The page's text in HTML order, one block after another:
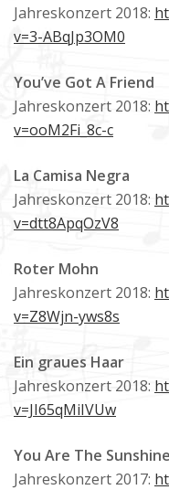
Jahreskonzert 2018:
v=3-ABqJp3OM0
You’ve Got A Friend
Jahreskonzert 2018:
v=ooM2Fi_8c-c
La Camisa Negra
Jahreskonzert 2018:
v=dtt8ApqOzV8
Roter Mohn
Jahreskonzert 2018:
v=Z8Wjn-yws8s
Ein graues Haar
Jahreskonzert 2018:
v=JI65qMiIVUw
You Are The
Jahreskonzert 2017: